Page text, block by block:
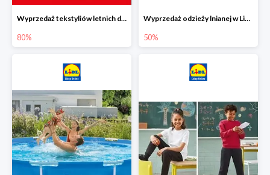
Wyprzedaż tekstyliów letnich dla dzieci w Lidlu Online do -80%
80%
Wyprzedaż odzieży lnianej w Lidlu Online do -50%
50%